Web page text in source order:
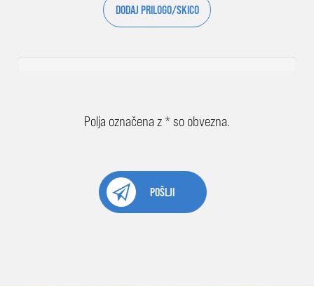
DODAJ PRILOGO/SKICO
Polja označena z * so obvezna.
POŠLJI